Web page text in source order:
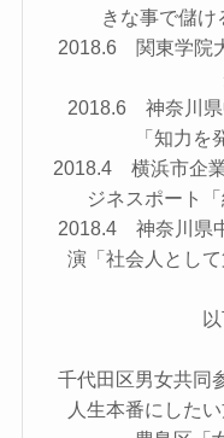
きな事で儲け
2018.6 関東学院
2018.6 神奈川県
「知力を
2018.4 横浜市企
ジネスポート
2018.4 神奈川県
演「社会人とし
千代田区男女共同
人生本番にした